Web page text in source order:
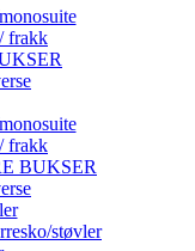
frakk
frakk
BUKSER
støvler